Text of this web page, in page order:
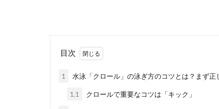
側転が上手
側転初心者の人
すよね。かっこ...
目次
1 水泳「クロール」の泳ぎ方のコツとは？まず正
1.1 クロールで重要なコツは「キック」